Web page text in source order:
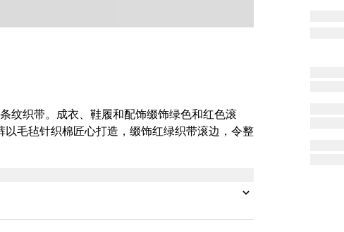
纹织带。成衣、鞋履和配饰缀饰绿色和红色滚
毛毡针织棉匠心打造，缀饰红绿织带滚边，令整